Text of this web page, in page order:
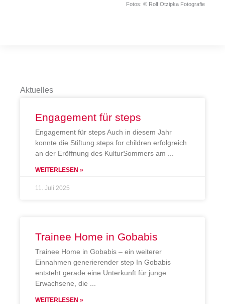
Fotos: © Rolf Otzipka Fotografie
Aktuelles
Engagement für steps
Engagement für steps Auch in diesem Jahr
konnte die Stiftung steps for children erfolgreich
an der Eröffnung des KulturSommers am
WEITERLESEN »
11. Juli 2025
Trainee Home in Gobabis
Trainee Home in Gobabis – ein weiterer
Einnahmen generierender step In Gobabis
entsteht gerade eine Unterkunft für junge
Erwachsene, die
WEITERLESEN »